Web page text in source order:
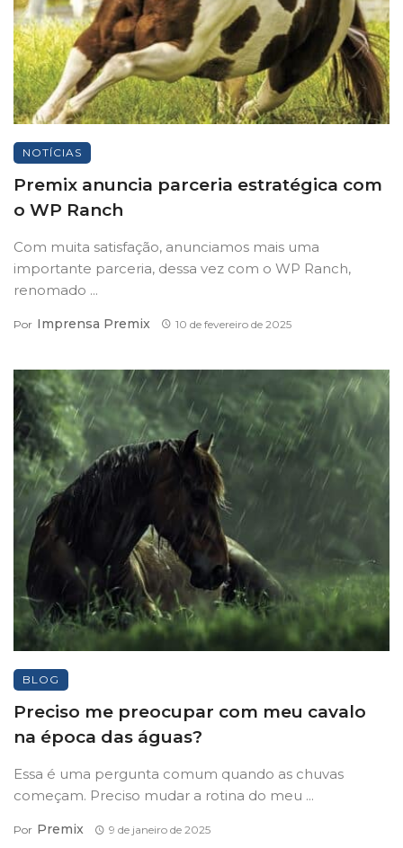
NOTÍCIAS
Premix anuncia parceria estratégica com
o WP Ranch
Com muita satisfação, anunciamos mais uma
importante parceria, dessa vez com o WP Ranch,
renomado ...
Por Imprensa Premix 10 de fevereiro de 2025
BLOG
Preciso me preocupar com meu cavalo
na época das águas?
Essa é uma pergunta comum quando as chuvas
começam. Preciso mudar a rotina do meu ...
Por Premix 9 de janeiro de 2025